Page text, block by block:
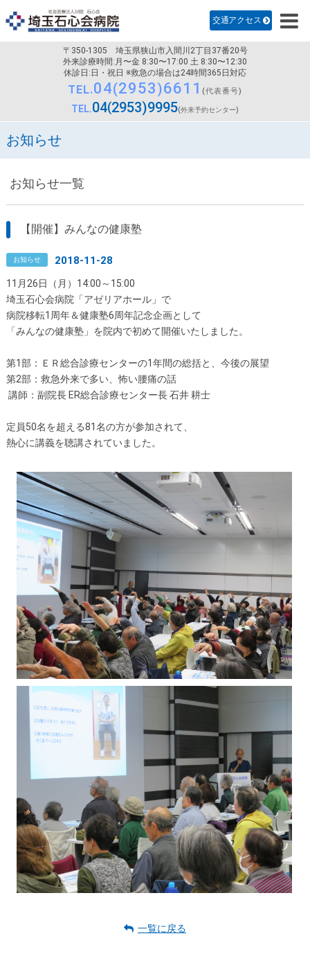
〒350-1305
埼玉県狭山市入間川2丁目37番20号
外来診療時間:月〜金 8:30〜17:00 土 8:30〜12:30
休診日:日・祝日 ※救急の場合は24時間365日対応
TEL.04 2953 6611 (代表番号)
TEL.04 2953 9995(外来予約センター)
診療科のご案内
病院紹介
医師・研修医採用
交通アクセス
お知らせ
お知らせ一覧
【開催】みんなの健康塾
お知らせ 2018-11-28
11月26日（月）14:00～15:00
埼玉石心会病院「アゼリアホール」で
病院移転1周年＆健康塾6周年記念企画として
「みんなの健康塾」を院内で初めて開催いたしました。
第1部：ＥＲ総合診療センターの1年間の総括と、今後の展望
第2部：救急外来で多い、怖い腰痛の話
講師：副院長 ER総合診療センター長 石井 耕士
定員50名を超える81名の方が参加されて、
熱心に講義を聴講されていました。
一覧に戻る